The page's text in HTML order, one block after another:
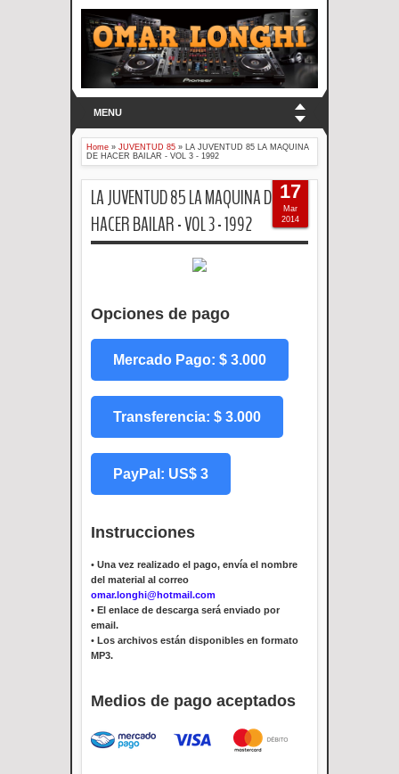
MENU
Home » JUVENTUD 85 »
LA JUVENTUD 85 LA MAQUINA
DE HACER BAILAR - VOL 3 - 1992
LA JUVENTUD 85 LA MAQUINA DE
HACER BAILAR - VOL 3 - 1992
Opciones de pago
Mercado Pago: $ 3.000
Transferencia: $ 3.000
PayPal: US$ 3
Instrucciones
• Una vez realizado el pago, envía el nombre
del material al correo
omar.longhi@hotmail.com
• El enlace de descarga será enviado por
email.
• Los archivos están disponibles en formato
MP3.
Medios de pago aceptados
17
Mar
2014